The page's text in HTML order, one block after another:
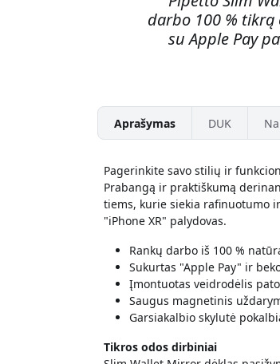
darbo 100 %
su Apple Pay
Aprašymas DUK
Pagerinkite savo stilių ir
Prabangą ir praktiškumą
tiems, kurie siekia rafinuotumo
"iPhone XR" palydovas.
Rankų darbo iš 100 %
Sukurtas "Apple Pay" ir
Įmontuotas veidrodėlis
Saugus magnetinis
Garsiakalbio skylutė
Tikros odos dirbiniai